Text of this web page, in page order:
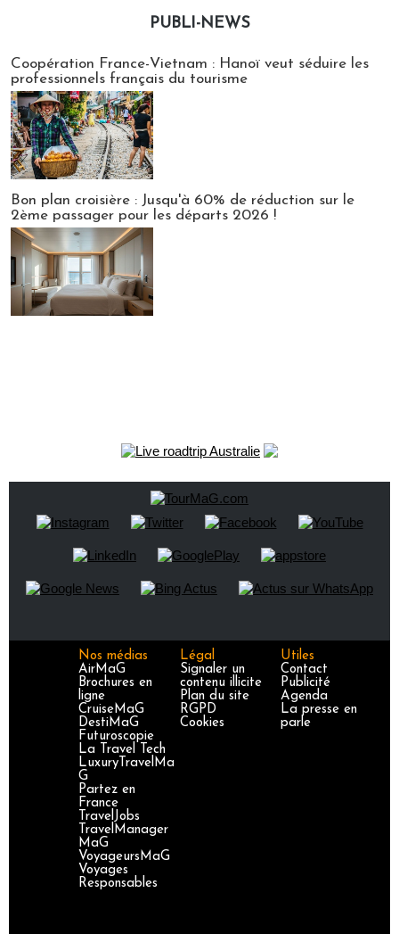
PUBLI-NEWS
Coopération France-Vietnam : Hanoï veut séduire les
professionnels français du tourisme
Bon plan croisière : Jusqu'à 60% de réduction sur le
2ème passager pour les départs 2026 !
Nos médias
AirMaG
Brochures en
ligne
CruiseMaG
DestiMaG
Futuroscopie
La Travel Tech
LuxuryTravelMa
G
Partez en
France
TravelJobs
TravelManager
MaG
VoyageursMaG
Voyages
Responsables
Légal
Signaler un
contenu illicite
Plan du site
RGPD
Cookies
Utiles
Contact
Publicité
Agenda
La presse en
parle